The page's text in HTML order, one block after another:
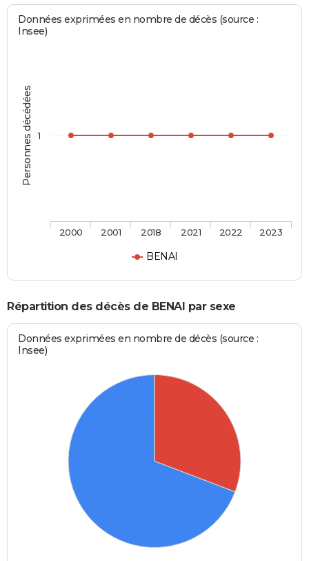
Personnes décédées
Données exprimées en nombre de décès (source :
Insee)
BENAI
2000 2001 2018 2021 2022 2023
1
Répartition des décès de BENAI par sexe
Données exprimées en nombre de décès (source :
Insee)